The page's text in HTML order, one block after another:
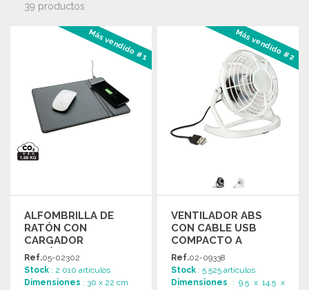
39 productos
Más vendido #1
ALFOMBRILLA DE
RATÓN CON
CARGADOR
INALÁMBRICO 30X22
CM
Ref.05-02302
Stock : 2 010 artículos
Dimensiones : 30 x 22 cm
Más vendido #2
VENTILADOR ABS
CON CABLE USB
COMPACTO A
PRECIOS DE
MAYORISTA
Ref.02-09338
Stock : 5 525 artículos
Dimensiones : 9.5 x 14.5 x